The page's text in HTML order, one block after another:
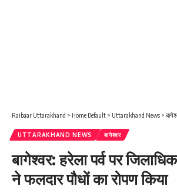
Raibaar Uttarakhand > Home Default > Uttarakhand News >
UTTARAKHAND NEWS बागेश्वर
बागेश्वर: हरेला पर्व पर
ने फलदार पौधों का रोपण किया